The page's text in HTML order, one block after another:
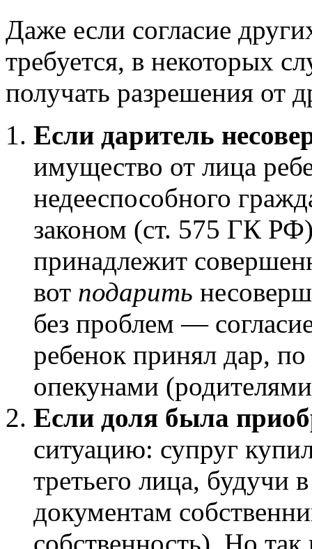
Даже если согласие
требуется, в некоторых
получать разрешения от
Если даритель
имущество от лица
недееспособного
законом (ст. 575 ГК
принадлежит
вот подарить
без проблем —
ребенок принял дар,
опекунами
Если доля была
ситуацию: супруг
третьего лица, будучи
документам
собственность). Но